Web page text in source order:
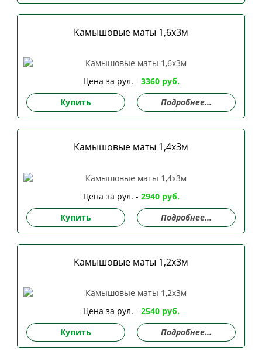
Камышовые маты 1,6х3м
Цена за рул. - 3360 руб.
Купить
Подробнее...
Камышовые маты 1,4х3м
Цена за рул. - 2940 руб.
Купить
Подробнее...
Камышовые маты 1,2х3м
Цена за рул. - 2540 руб.
Купить
Подробнее...